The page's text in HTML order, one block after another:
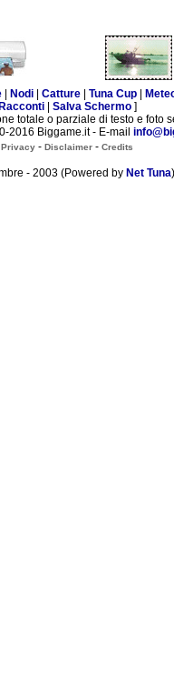
Nodi Catture Tuna Cup
Racconti| Salva Schermo]
totale o parziale di testo e foto
2016 Biggame.it - E-mail
Privacy - Disclaimer - Credits
- 2003 (Powered by Net Tuna)